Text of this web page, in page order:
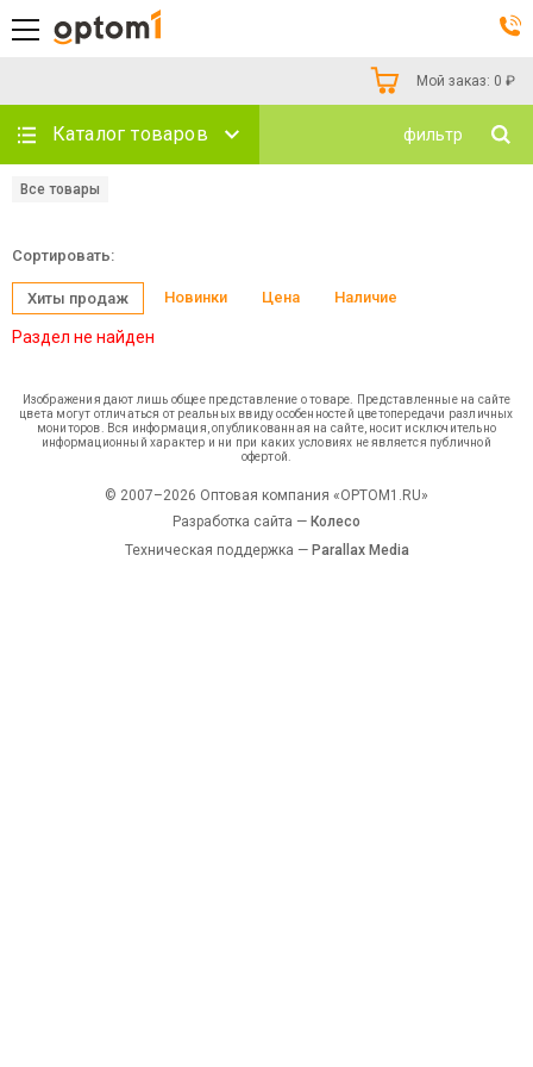
Мой заказ: 0 ₽
Каталог товаров фильтр
Все товары
Сортировать:
Хиты продаж Новинки Цена Наличие
Раздел не найден
Изображения дают лишь общее представление о товаре. Представленные на сайте
цвета могут отличаться от реальных ввиду особенностей цветопередачи различных
мониторов. Вся информация, опубликованная на сайте, носит исключительно
информационный характер и ни при каких условиях не является публичной
офертой.
© 2007–2026 Оптовая компания «OPTOM1.RU»
Разработка сайта — Колесо
Техническая поддержка — Parallax Media